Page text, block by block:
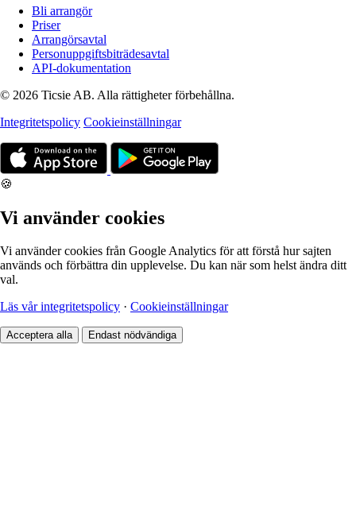
Bli arrangör
Priser
Arrangörsavtal
Personuppgiftsbiträdesavtal
API-dokumentation
© 2026 Ticsie AB. Alla rättigheter förbehållna.
Integritetspolicy Cookieinställningar
🍪
Vi använder cookies
Vi använder cookies från Google Analytics för att förstå hur sajten
används och förbättra din upplevelse. Du kan när som helst ändra ditt
val.
Läs vår integritetspolicy · Cookieinställningar
Acceptera alla Endast nödvändiga